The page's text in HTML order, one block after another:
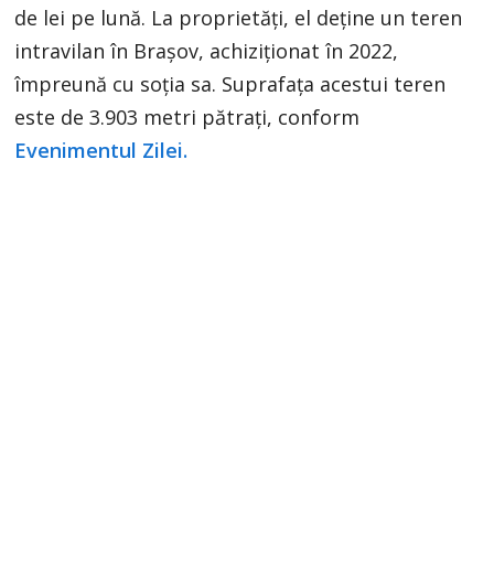
de lei pe lună. La proprietăți, el deține un teren
intravilan în Brașov, achiziționat în 2022,
împreună cu soția sa. Suprafața acestui teren
este de 3.903 metri pătrați, conform
Evenimentul Zilei.